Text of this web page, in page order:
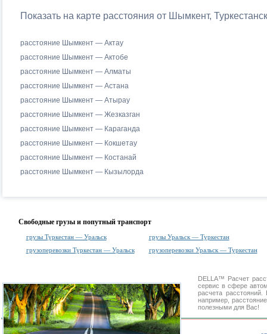
Показать на карте расстояния от Шымкент,
расстояние Шымкент — Актау
расстояние Шымкент — Актобе
расстояние Шымкент — Алматы
расстояние Шымкент — Астана
расстояние Шымкент — Атырау
расстояние Шымкент — Жезказган
расстояние Шымкент — Караганда
расстояние Шымкент — Кокшетау
расстояние Шымкент — Костанай
расстояние Шымкент — Кызылорда
Свободные грузы и попутный транспорт
грузы Туркестан — Уральск
грузы Уральск — Туркестан
грузоперевозки Туркестан — Уральск
грузоперевозки Уральск — Туркестан
DELLA™ Расчет
сервис в сфере
расчета
например,
полезными для Вас!